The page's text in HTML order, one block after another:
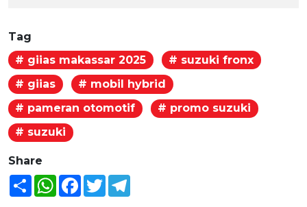
Tag
# giias makassar 2025
# suzuki fronx
# giias
# mobil hybrid
# pameran otomotif
# promo suzuki
# suzuki
Share
Share WhatsAppFacebook
Twitter